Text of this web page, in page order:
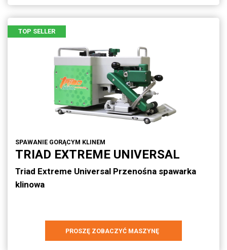
TOP SELLER
SPAWANIE GORĄCYM KLINEM
TRIAD EXTREME UNIVERSAL
Triad Extreme Universal Przenośna spawarka
klinowa
PROSZĘ ZOBACZYĆ MASZYNĘ